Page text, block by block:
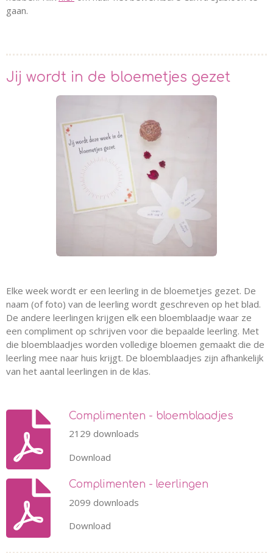
gaan.
Jij wordt in de bloemetjes gezet
Elke week wordt er een leerling in de bloemetjes gezet. De
naam (of foto) van de leerling wordt geschreven op het blad.
De andere leerlingen krijgen elk een bloemblaadje waar ze
een compliment op schrijven voor die bepaalde leerling. Met
die bloemblaadjes worden volledige bloemen gemaakt die de
leerling mee naar huis krijgt. De bloemblaadjes zijn afhankelijk
van het aantal leerlingen in de klas.
Complimenten - bloemblaadjes
2129 downloads
Download
Complimenten - leerlingen
2099 downloads
Download